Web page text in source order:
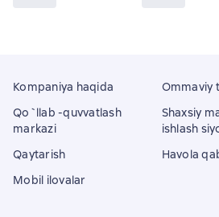
Kompaniya haqida
Qo`llab -quvvatlash
markazi
Qaytarish
Mobil ilovalar
Ommaviy
Shaxsiy
ishlash
Havola